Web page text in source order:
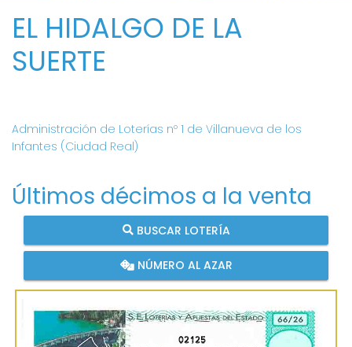
EL HIDALGO DE LA
SUERTE
Administración de Loterías nº 1 de Villanueva de los
Infantes (Ciudad Real)
Últimos décimos a la venta
BUSCAR LOTERÍA
NÚMERO AL AZAR
02125